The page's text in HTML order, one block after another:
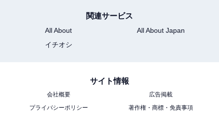
関連サービス
All About
All About Japan
イチオシ
サイト情報
会社概要
広告掲載
プライバシーポリシー
著作権・商標・免責事項